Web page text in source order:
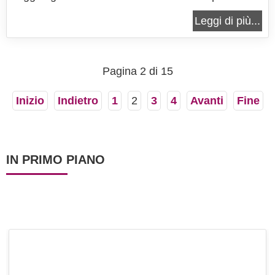
gelato senza gelatiera la crema di pistacchio
dolce, che conferisce al gelato un gusto unico,
siciliani. Ovviamente...
Leggi di più...
Pagina 2 di 15
Inizio Indietro 1 2 3 4 Avanti Fine
IN PRIMO PIANO